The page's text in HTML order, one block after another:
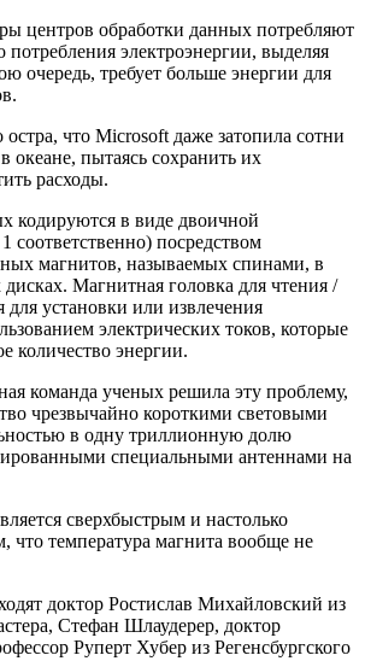
центров обработки данных потребляют
потребления электроэнергии, выделяя
очередь, требует больше энергии для
что Microsoft даже затопила сотни
океане, пытаясь сохранить их
расходы.
кодируются в виде двоичной
посредством
магнитов, называемых спинами, в
Магнитная головка для чтения /
для установки или извлечения
электрических токов, которые
количество энергии.
команда ученых решила эту проблему,
чрезвычайно короткими световыми
в одну триллионную долю
специальными антеннами на
сверхбыстрым и настолько
что температура магнита вообще не
доктор Ростислав Михайловский из
Стефан Шлаудерер, доктор
Руперт Хубер из Регенсбургского